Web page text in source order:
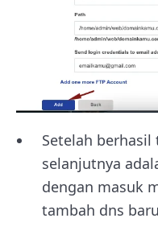
Setelah berhasil
selanjutnya
dengan masuk
tambah dns